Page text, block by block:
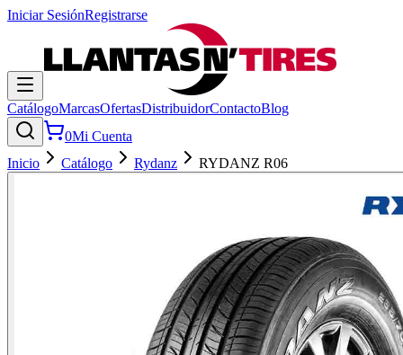
Iniciar SesiónRegistrarse
CatálogoMarcasOfertasDistribuidorContactoBlog
0Mi Cuenta
Inicio
Catálogo Rydanz RYDANZ R06